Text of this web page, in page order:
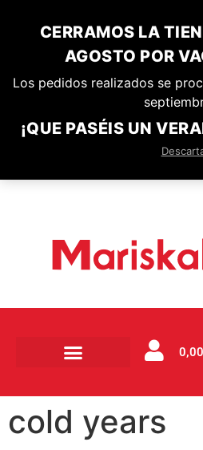
CERRAMOS LA
AGOSTO POR
Los pedidos realizados se
¡QUE PASÉIS UN
0,00
cold years